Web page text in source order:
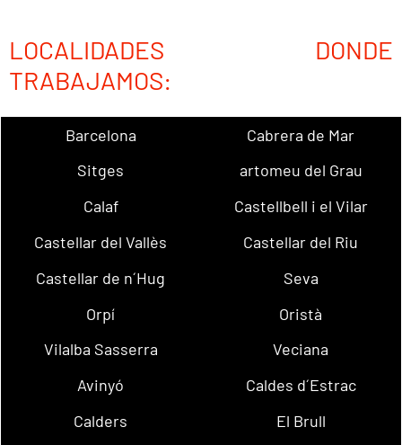
LOCALIDADES DONDE
TRABAJAMOS:
Barcelona
Cabrera de Mar
Sitges
artomeu del Grau
Calaf
Castellbell i el Vilar
Castellar del Vallès
Castellar del Riu
Castellar de n´Hug
Seva
Orpí
Oristà
Vilalba Sasserra
Veciana
Avinyó
Caldes d´Estrac
Calders
El Brull